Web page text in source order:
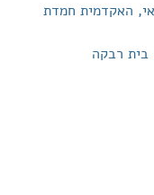
בית רבקה